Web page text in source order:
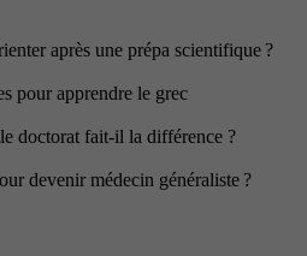
après une prépa scientifique ?
pour apprendre le grec
doctorat fait-il la différence ?
devenir médecin généraliste ?